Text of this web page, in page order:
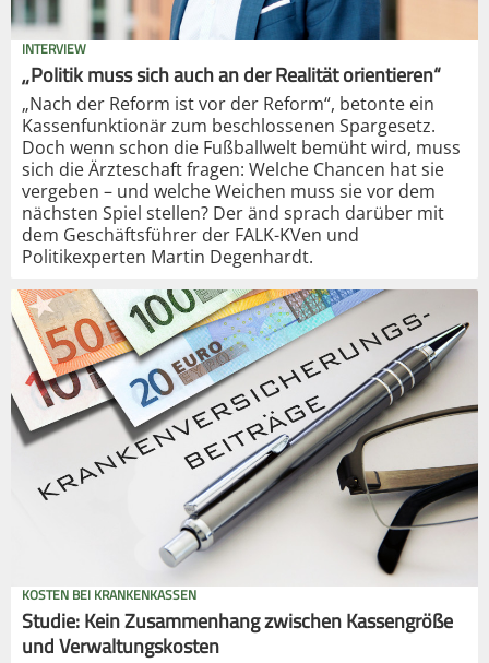
INTERVIEW
„Politik muss sich auch an der Realität orientieren“
„Nach der Reform ist vor der Reform“, betonte ein
Kassenfunktionär zum beschlossenen Spargesetz.
Doch wenn schon die Fußballwelt bemüht wird, muss
sich die Ärzteschaft fragen: Welche Chancen hat sie
vergeben – und welche Weichen muss sie vor dem
nächsten Spiel stellen? Der änd sprach darüber mit
dem Geschäftsführer der FALK-KVen und
Politikexperten Martin Degenhardt.
KOSTEN BEI KRANKENKASSEN
Studie: Kein Zusammenhang zwischen Kassengröße
und Verwaltungskosten